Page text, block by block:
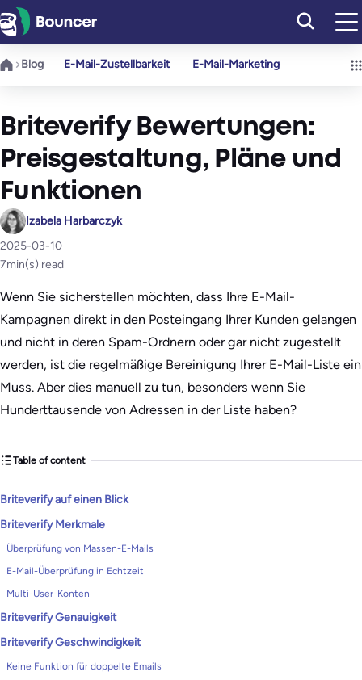
Zum
Inhalt
springen
Blog E-Mail-Zustellbarkeit E-Mail-Marketing
Briteverify Bewertungen:
Preisgestaltung, Pläne und
Funktionen
Izabela Harbarczyk
2025-03-10
7min(s) read
Wenn Sie sicherstellen möchten, dass Ihre E-Mail-
Kampagnen direkt in den Posteingang Ihrer Kunden gelangen
und nicht in deren Spam-Ordnern oder gar nicht zugestellt
werden, ist die regelmäßige Bereinigung Ihrer E-Mail-Liste ein
Muss. Aber dies manuell zu tun, besonders wenn Sie
Hunderttausende von Adressen in der Liste haben?
Table of content
Briteverify auf einen Blick
Briteverify Merkmale
Überprüfung von Massen-E-Mails
E-Mail-Überprüfung in Echtzeit
Multi-User-Konten
Briteverify Genauigkeit
Briteverify Geschwindigkeit
Keine Funktion für doppelte Emails